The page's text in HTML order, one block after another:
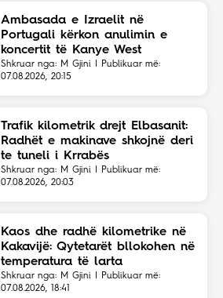
Ambasada e Izraelit në
Portugali kërkon anulimin e
koncertit të Kanye West
Shkruar nga: M Gjini | Publikuar më:
07.08.2026, 20:15
Trafik kilometrik drejt Elbasanit:
Radhët e makinave shkojnë deri
te tuneli i Krrabës
Shkruar nga: M Gjini | Publikuar më:
07.08.2026, 20:03
Kaos dhe radhë kilometrike në
Kakavijë: Qytetarët bllokohen në
temperatura të larta
Shkruar nga: M Gjini | Publikuar më:
07.08.2026, 18:41